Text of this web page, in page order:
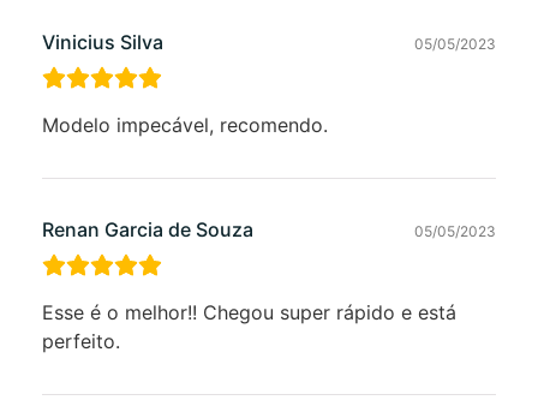
Vinicius Silva 05/05/2023
Modelo impecável, recomendo.
Renan Garcia de Souza 05/05/2023
Esse é o melhor!! Chegou super rápido e está
perfeito.